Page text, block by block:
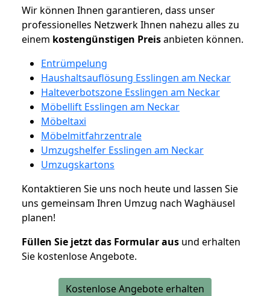
Wir können Ihnen garantieren, dass unser
professionelles Netzwerk Ihnen nahezu alles zu
einem kostengünstigen Preisanbieten können.
Entrümpelung
Haushaltsauflösung Esslingen am Neckar
Halteverbotszone Esslingen am Neckar
Möbellift Esslingen am Neckar
Möbeltaxi
Möbelmitfahrzentrale
Umzugshelfer Esslingen am Neckar
Umzugskartons
Kontaktieren Sie uns noch heute und lassen Sie
uns gemeinsam Ihren Umzug nach Waghäusel
planen!
Füllen Sie jetzt das Formular aus und erhalten
Sie kostenlose Angebote.
Kostenlose Angebote erhalten